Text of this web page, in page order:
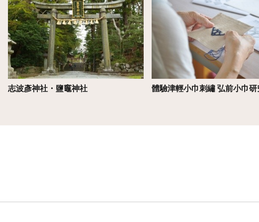
志波彥神社・鹽竈神社 體驗津輕小巾刺繡 弘前小巾